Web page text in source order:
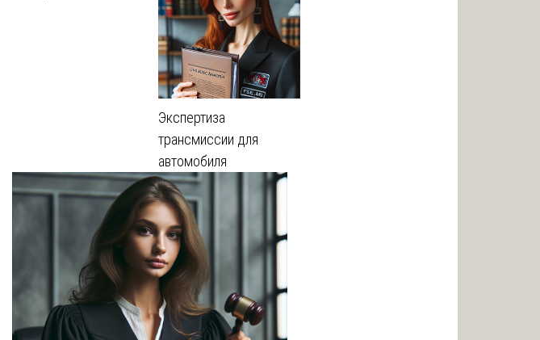
Экспертиза
трансмиссии для
автомобиля